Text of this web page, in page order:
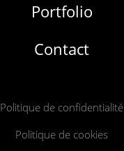
Portfolio
Contact
Politique de confidentialité
Politique de cookies